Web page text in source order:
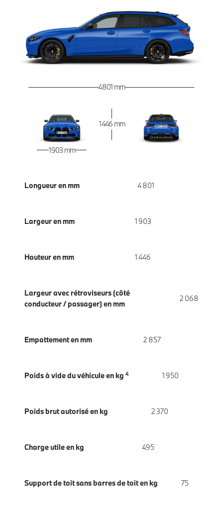
4 801 mm
1 903 mm
1 446 mm
Longueur en mm 4 801
Largeur en mm 1 903
Hauteur en mm 1 446
Largeur avec rétroviseurs (côté
conducteur / passager) en mm
2 068
Empattement en mm 2 857
Poids à vide du véhicule en kg 4 1 950
Poids brut autorisé en kg 2 370
Charge utile en kg 495
Support de toit sans barres de toit en kg 75